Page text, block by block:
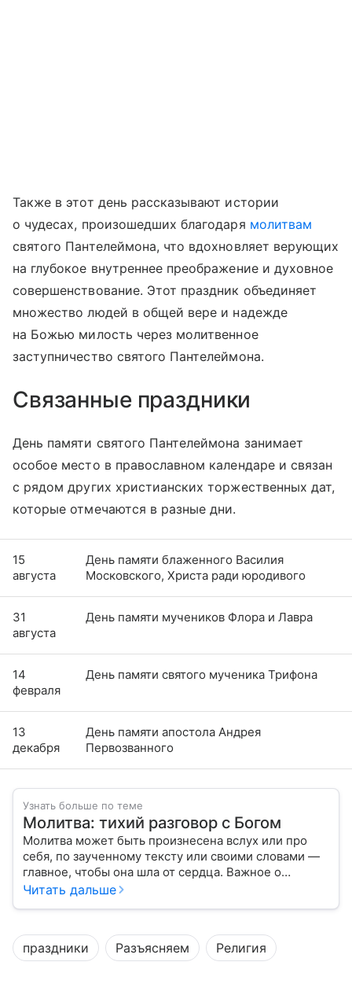
Также в этот день рассказывают истории
о чудесах, произошедших благодаря молитвам
святого Пантелеймона, что вдохновляет верующих
на глубокое внутреннее преображение и духовное
совершенствование. Этот праздник объединяет
множество людей в общей вере и надежде
на Божью милость через молитвенное
заступничество святого Пантелеймона.
Связанные праздники
День памяти святого Пантелеймона занимает
особое место в православном календаре и связан
с рядом других христианских торжественных дат,
которые отмечаются в разные дни.
15
августа
День памяти блаженного Василия
Московского, Христа ради юродивого
31
августа
День памяти мучеников Флора и Лавра
14
февраля
День памяти святого мученика Трифона
13
декабря
День памяти апостола Андрея
Первозванного
Узнать больше по теме
Молитва: тихий разговор с Богом
Молитва может быть произнесена вслух или про
себя, по заученному тексту или своими словами —
главное, чтобы она шла от сердца. Важное о
значении молитв — в нашем материале.
Читать дальше
праздники Разъясняем Религия